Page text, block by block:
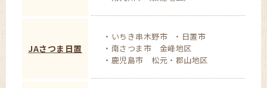
JAさつま日置
いちき串木野市
日置市
南さつま市 金峰地区
鹿児島市 松元・郡山地区